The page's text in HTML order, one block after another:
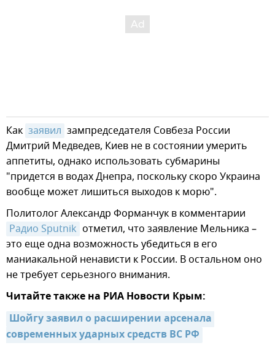
Как заявил зампредседателя Совбеза России
Дмитрий Медведев, Киев не в состоянии умерить
аппетиты, однако использовать субмарины
"придется в водах Днепра, поскольку скоро Украина
вообще может лишиться выходов к морю".
Политолог Александр Форманчук в комментарии
Радио Sputnik отметил, что заявление Мельника –
это еще одна возможность убедиться в его
маниакальной ненависти к России. В остальном оно
не требует серьезного внимания.
Читайте также на РИА Новости Крым:
Шойгу заявил о расширении арсенала
современных ударных средств ВС РФ